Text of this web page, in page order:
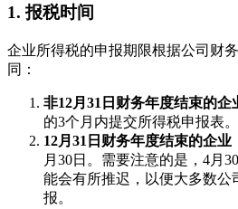
1. 报税时间
企业所得税的申报期限根据公司财
同：
非12月31日财务年度结束的企
的3个月内提交所得税申报表。
12月31日财务年度结束的企业
月30日。需要注意的是，4月
能会有所推迟，以便大多数公
报。